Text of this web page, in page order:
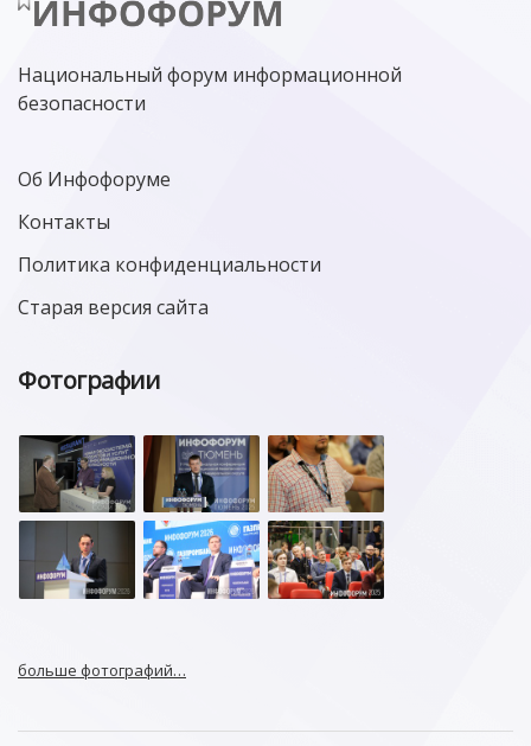
Национальный форум информационной
безопасности
Об Инфофоруме
Контакты
Политика конфиденциальности
Старая версия сайта
Фотографии
больше фотографий…